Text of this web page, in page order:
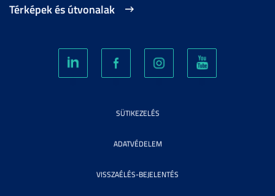
Térképek és útvonalak
SÜTIKEZELÉS
ADATVÉDELEM
VISSZAÉLÉS-BEJELENTÉS